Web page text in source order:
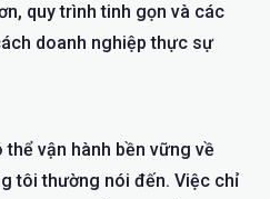
quy trình tinh gọn và các
doanh nghiệp thực sự
vận hành bền vững về
tôi thường nói đến. Việc chỉ